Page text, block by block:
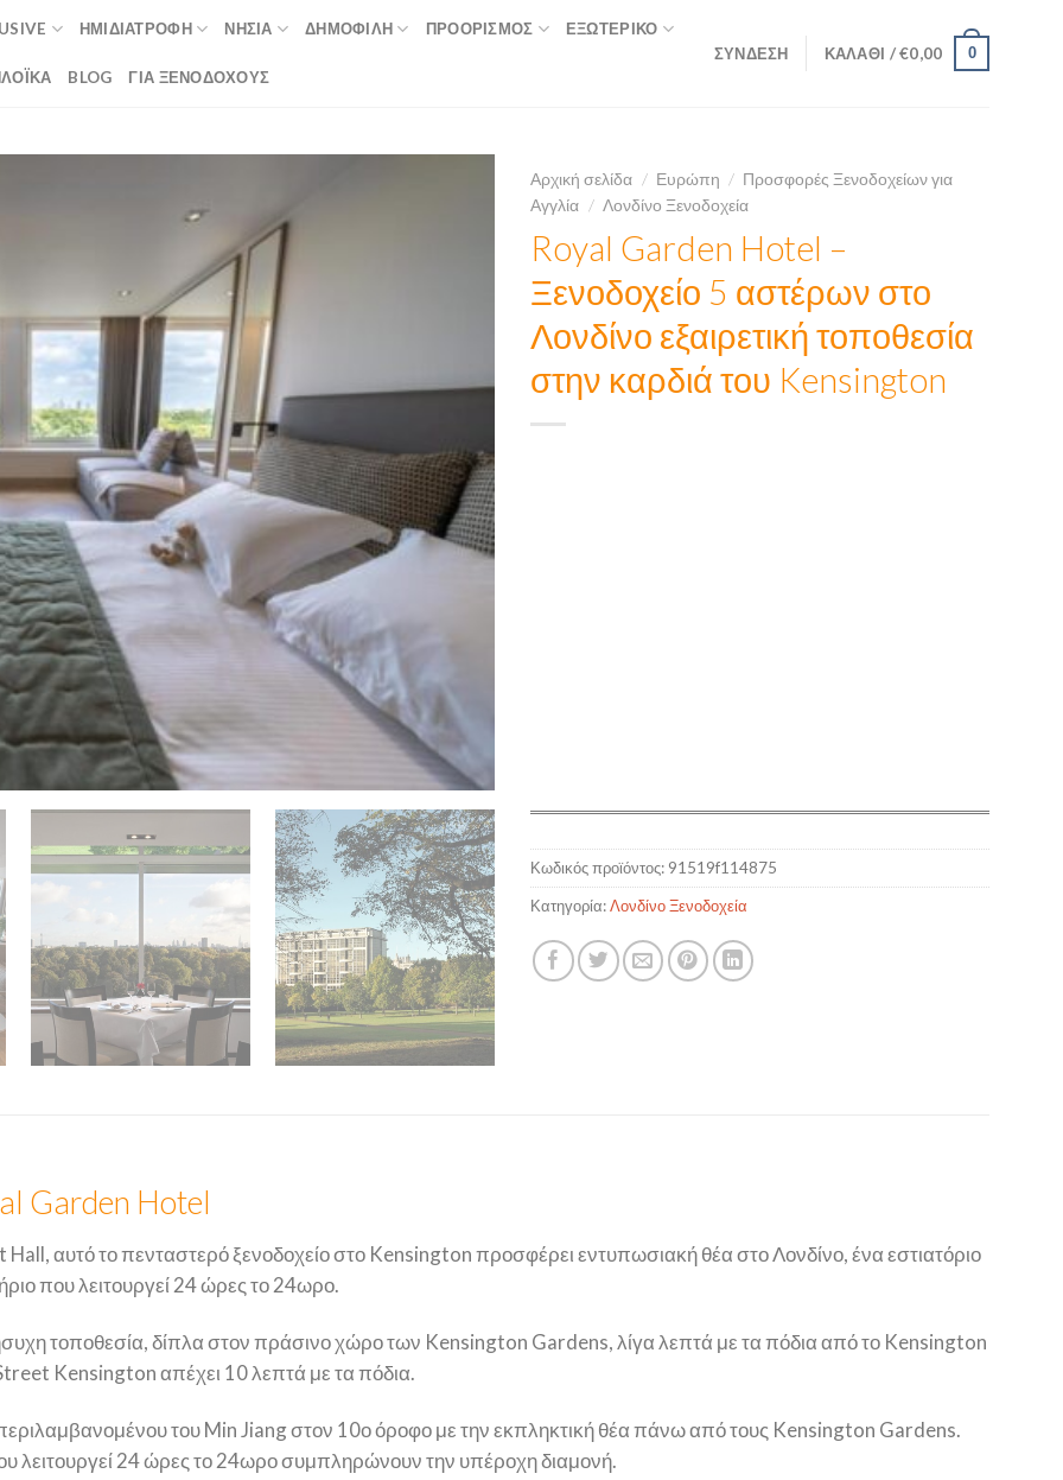
ΗΜΙΔΙΑΤΡΟΦΉ ΝΗΣΙΆ ΔΗΜΟΦΙΛΉ ΠΡΟΟΡΙΣΜΟΣ ΕΞΩΤΕΡΙΚΌ
BLOG ΓΙΑ ΞΕΝΟΔΟΧΟΥΣ
ΣΎΝΔΕΣΗ ΚΑΛΆΘΙ /€0,00 0
Αρχική σελίδα / Ευρώπη / Προσφορές Ξενοδοχείων για
Αγγλία / Λονδίνο Ξενοδοχεία
Royal Garden Hotel –
Ξενοδοχείο 5 αστέρων στο
Λονδίνο εξαιρετική τοποθεσία
στην καρδιά του Kensington
Κωδικός προϊόντος: 91519f114875
Κατηγορία:Λονδίνο Ξενοδοχεία
Garden Hotel
αυτό το πενταστερό ξενοδοχείο στο Kensington προσφέρει εντυπωσιακή θέα στο Λονδίνο, ένα εστιατόριο
που λειτουργεί 24 ώρες το 24ωρο.
τοποθεσία, δίπλα στον πράσινο χώρο των Kensington Gardens, λίγα λεπτά με τα πόδια από το Kensington
Kensington απέχει 10 λεπτά με τα πόδια.
του Min Jiang στον 10ο όροφο με την εκπληκτική θέα πάνω από τους Kensington Gardens.
λειτουργεί 24 ώρες το 24ωρο συμπληρώνουν την υπέροχη διαμονή.